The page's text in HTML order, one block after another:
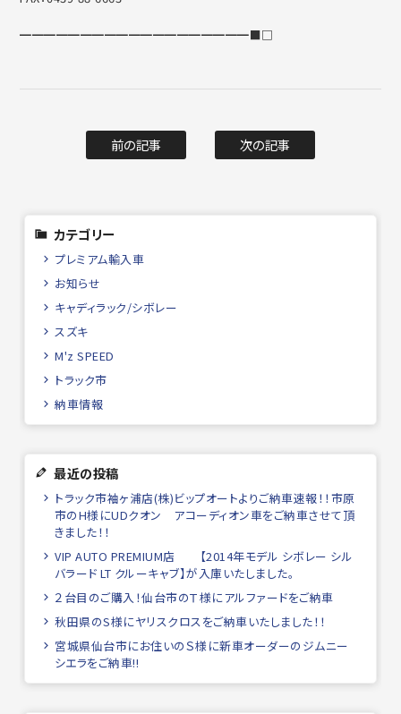
━━━━━━━━━━━━━━━━━━━■□
前の記事 次の記事
カテゴリー
プレミアム輸入車
お知らせ
キャディラック/シボレー
スズキ
M'z SPEED
トラック市
納車情報
最近の投稿
トラック市袖ヶ浦店(株)ビップオートよりご納車速報！！市原
市のH様にUDクオン アコーディオン車をご納車させて頂
きました！！
VIP AUTO PREMIUM店 【2014年モデル シボレー シル
バラード LT クルーキャブ】が入庫いたしました。
２台目のご購入！仙台市のＴ様にアルファードをご納車
秋田県のS様にヤリスクロスをご納車いたしました！！
宮城県仙台市にお住いのＳ様に新車オーダーのジムニー
シエラをご納車!!